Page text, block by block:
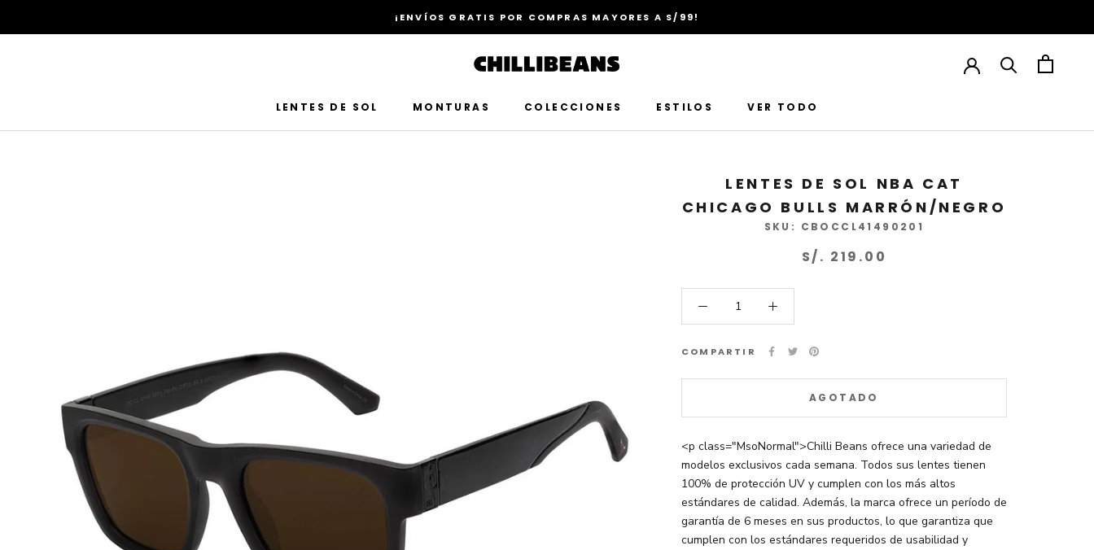
¡ENVÍOS GRATIS POR COMPRAS MAYORES A S/99!
LENTES DE SOL MONTURAS COLECCIONES ESTILOS
VER TODO
LENTES DE SOL NBA CAT
CHICAGO BULLS MARRÓN/NEGRO
SKU: CBOCCL41490201
S/. 219.00
COMPARTIR
AGOTADO
<p class="MsoNormal">Chilli Beans ofrece una variedad de
modelos exclusivos cada semana. Todos sus lentes tienen
100% de protección UV y cumplen con los más altos
estándares de calidad. Además, la marca ofrece un período de
garantía de 6 meses en sus productos, lo que garantiza que
cumplen con los estándares requeridos de usabilidad y